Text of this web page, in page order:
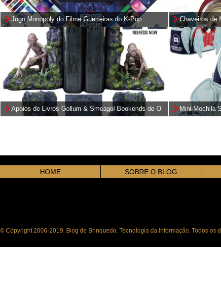
Jogo Monopoly do Filme Guerreiras do K-Pop
(Netflix)
Chaveiros de
Christopher
Apoios de Livros Gollum & Smeagol Bookends de O
Senhor dos Anéis
Mini-Mochila
Monstros
HOME SOBRE O BLOG
© Copyright 2006-2019. Blog de Brinquedo. Tecnologia da Informação. Todos os